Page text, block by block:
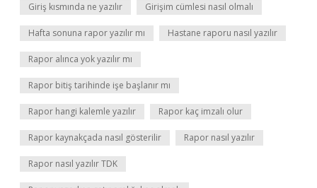
Giriş kısmında ne yazılır Girişim cümlesi nasıl olmalı
Hafta sonuna rapor yazılır mı Hastane raporu nasıl yazılır
Rapor alınca yok yazılır mı
Rapor bitiş tarihinde işe başlanır mı
Rapor hangi kalemle yazılır Rapor kaç imzalı olur
Rapor kaynakçada nasıl gösterilir Rapor nasıl yazılır
Rapor nasıl yazılır TDK